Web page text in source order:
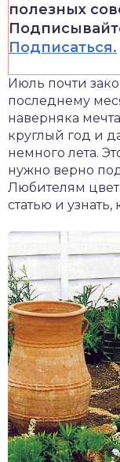
полезных
Подписаться.
Июль почти
последнему
наверняка
круглый год и
немного лета.
нужно верно
Любителям
статью и